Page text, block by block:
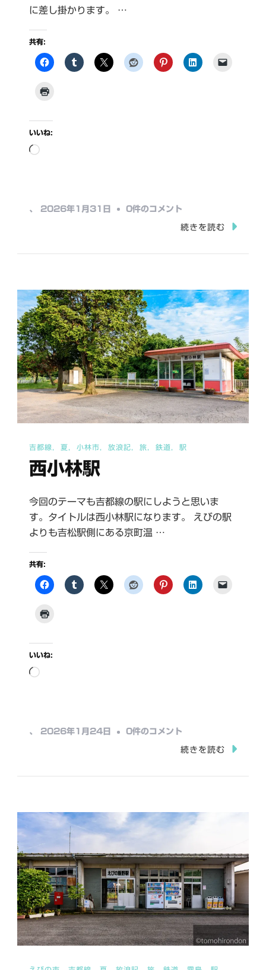
に差し掛かります。 …
共有:
いいね:
読
中…
、 2026年1月31日 小
0件のコメント
続きを読む
吉都線 夏 小林市 放浪記 旅 鉄道 駅
西小林駅
今回のテーマも吉都線の駅にしようと思いま
す。タイトルは西小林駅になります。 えびの駅
よりも吉松駅側にある京町温 …
共有:
いいね:
読
中…
、 2026年1月24日 西
の
0件のコメント
続きを読む